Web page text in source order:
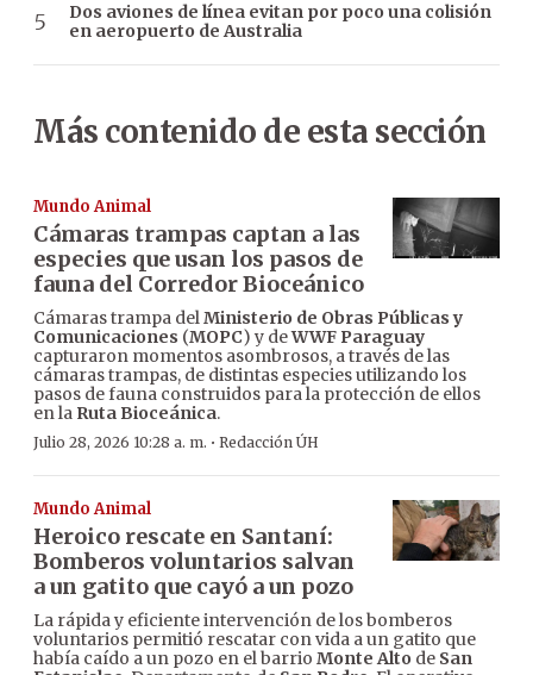
Dos aviones de línea evitan por poco una colisión
en aeropuerto de Australia
Más contenido de esta sección
Mundo Animal
Cámaras trampas captan a las
especies que usan los pasos de
fauna del Corredor Bioceánico
Cámaras trampa delMinisterio de Obras Públicas y
Comunicaciones (MOPC) y deWWF Paraguay
capturaron momentos asombrosos, a través de las
cámaras trampas, de distintas especies utilizando los
pasos de fauna construidos para la protección de ellos
en la Ruta Bioceánica.
Julio 28, 2026 10:28 a. m. · Redacción ÚH
Mundo Animal
Heroico rescate en Santaní:
Bomberos voluntarios salvan
a un gatito que cayó a un pozo
La rápida y eficiente intervención de los bomberos
voluntarios permitió rescatar con vida a un gatito que
había caído a un pozo en el barrio Monte Alto de San